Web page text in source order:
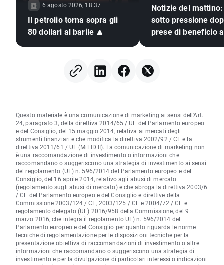
6 agosto 2026, 18:37
Il petrolio torna sopra gli
80 dollari al barile 🔼
Notizie del
sotto pressione
prese di beneficio
Questo materiale è una comunicazione di marketing ai sensi dell'Art.
24, paragrafo 3, della direttiva 2014/65 / UE del Parlamento europeo
e del Consiglio, del 15 maggio 2014, relativa ai mercati degli
strumenti finanziari e che modifica la direttiva 2002/92 / CE e la
direttiva 2011/61 / UE (MiFID II). La comunicazione di marketing non
è una raccomandazione di investimento o informazioni che
raccomandano o suggeriscono una strategia di investimento ai sensi
del regolamento (UE) n. 596/2014 del Parlamento europeo e del
Consiglio, del 16 aprile 2014, relativo agli abusi di mercato
(regolamento sugli abusi di mercato) e che abroga la direttiva 2003/6
/ CE del Parlamento europeo e del Consiglio e direttive della
Commissione 2003/124 / CE, 2003/125 / CE e 2004/72 / CE e
regolamento delegato (UE) 2016/958 della Commissione, del 9
marzo 2016, che integra il regolamento UE) n. 596/2014 del
Parlamento europeo e del Consiglio per quanto riguarda le norme
tecniche di regolamentazione per le disposizioni tecniche per la
presentazione obiettiva di raccomandazioni di investimento o altre
informazioni che raccomandano o suggeriscono una strategia di
investimento e per la divulgazione di particolari interessi o indicazioni